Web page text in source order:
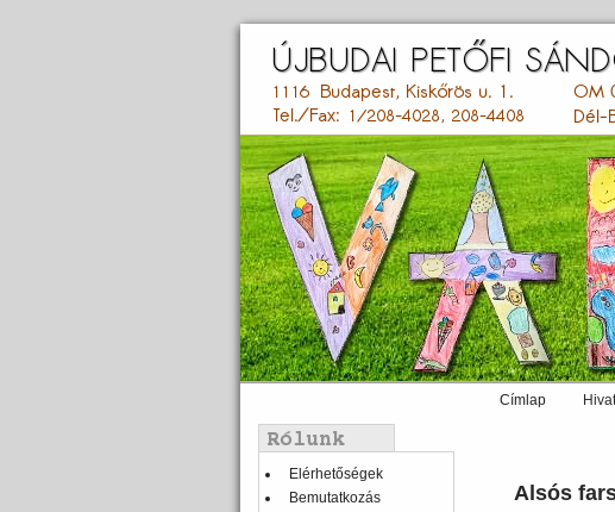
menu
Címlap
Balmenü
Elérhetőségek
Bemutatkozás
Alsós